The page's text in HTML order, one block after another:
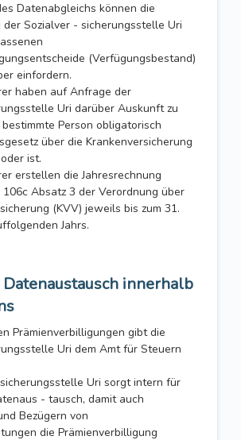
Datenabgleichs können die
der Sozialver - sicherungsstelle Uri
(Verfügungsbestand)
einfordern.
haben auf Anfrage der
Uri darüber Auskunft zu
Person obligatorisch
über die Krankenversicherung
ist.
erstellen die Jahresrechnung
Absatz 3 der Verordnung über
(KVV) jeweils bis zum 31.
Jahrs.
innerhalb
Prämienverbilligungen gibt die
Uri dem Amt für Steuern
Uri sorgt intern für
- tausch, damit auch
Bezügern von
die Prämienverbilligung